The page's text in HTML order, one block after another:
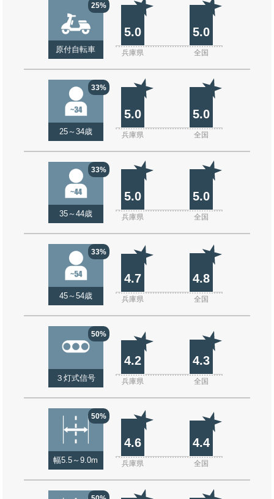
25%
原付自転車
5.0 5.0
兵庫県 全国
33%
25～34歳
5.0 5.0
兵庫県 全国
33%
35～44歳
5.0 5.0
兵庫県 全国
33%
45～54歳
4.7 4.8
兵庫県 全国
50%
３灯式信号
4.2 4.3
兵庫県 全国
50%
幅5.5～9.0m
4.6 4.4
兵庫県 全国